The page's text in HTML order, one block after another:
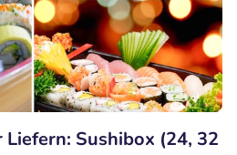
Sushibox (24, 32